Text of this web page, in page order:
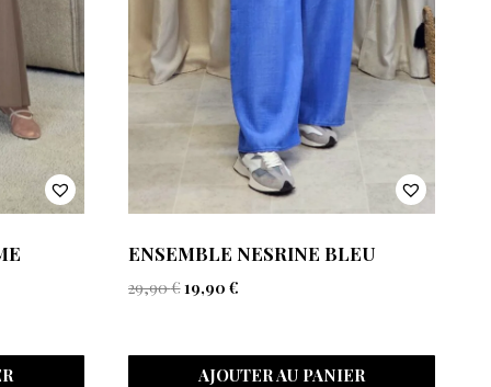
ENSEMBLE NESRINE BLEU
29,90€19,90 €
AJOUTER AU PANIER